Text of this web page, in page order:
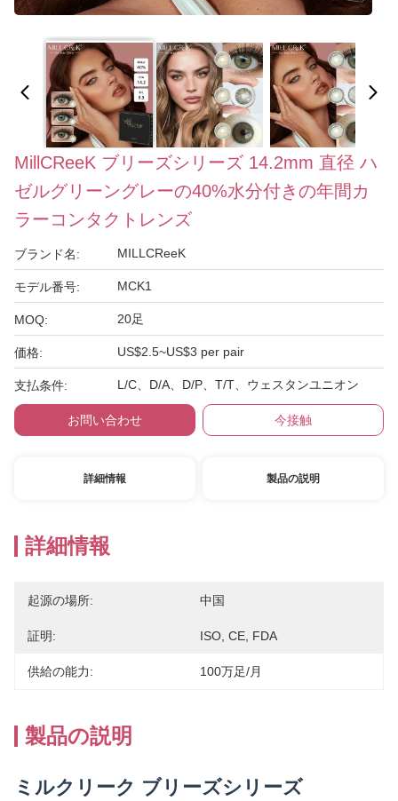
MillCReeK ブリーズシリーズ 14.2mm 直径 ハ
ゼルグリーングレーの40%水分付きの年間カ
ラーコンタクトレンズ
ブランド名: MILLCReeK
モデル番号: MCK1
MOQ: 20足
価格: US$2.5~US$3 per pair
支払条件: L/C、D/A、D/P、T/T、ウェスタンユニオン
お問い合わせ 今接触
詳細情報 製品の説明
詳細情報
起源の場所: 中国
証明: ISO, CE, FDA
供給の能力: 100万足/月
製品の説明
ミルクリーク ブリーズシリーズ